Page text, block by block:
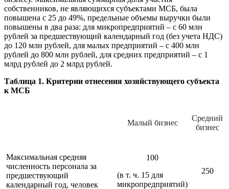
собственников, не являющихся субъектами МСБ, была
повышена с 25 до 49%, предельные объемы выручки были
повышены в два раза: для микропредприятий – с 60 млн
рублей за предшествующий календарный год (без учета НДС)
до 120 млн рублей, для малых предприятий – с 400 млн
рублей до 800 млн рублей, для средних предприятий – с 1
млрд рублей до 2 млрд рублей.
Таблица 1. Критерии отнесения хозяйствующего субъекта
к МСБ
Малый бизнес
Средний
бизнес
Максимальная средняя
численность персонала за
предшествующий
календарный год, человек
100
(в т. ч. 15 для
микропредприятий)
250